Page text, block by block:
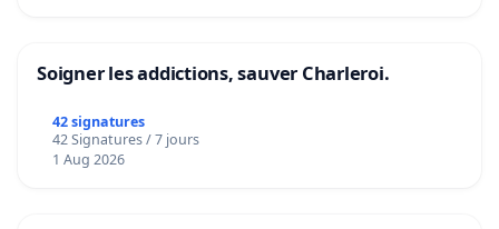
Soigner les addictions, sauver Charleroi.
42 signatures
42 Signatures / 7 jours
1 Aug 2026